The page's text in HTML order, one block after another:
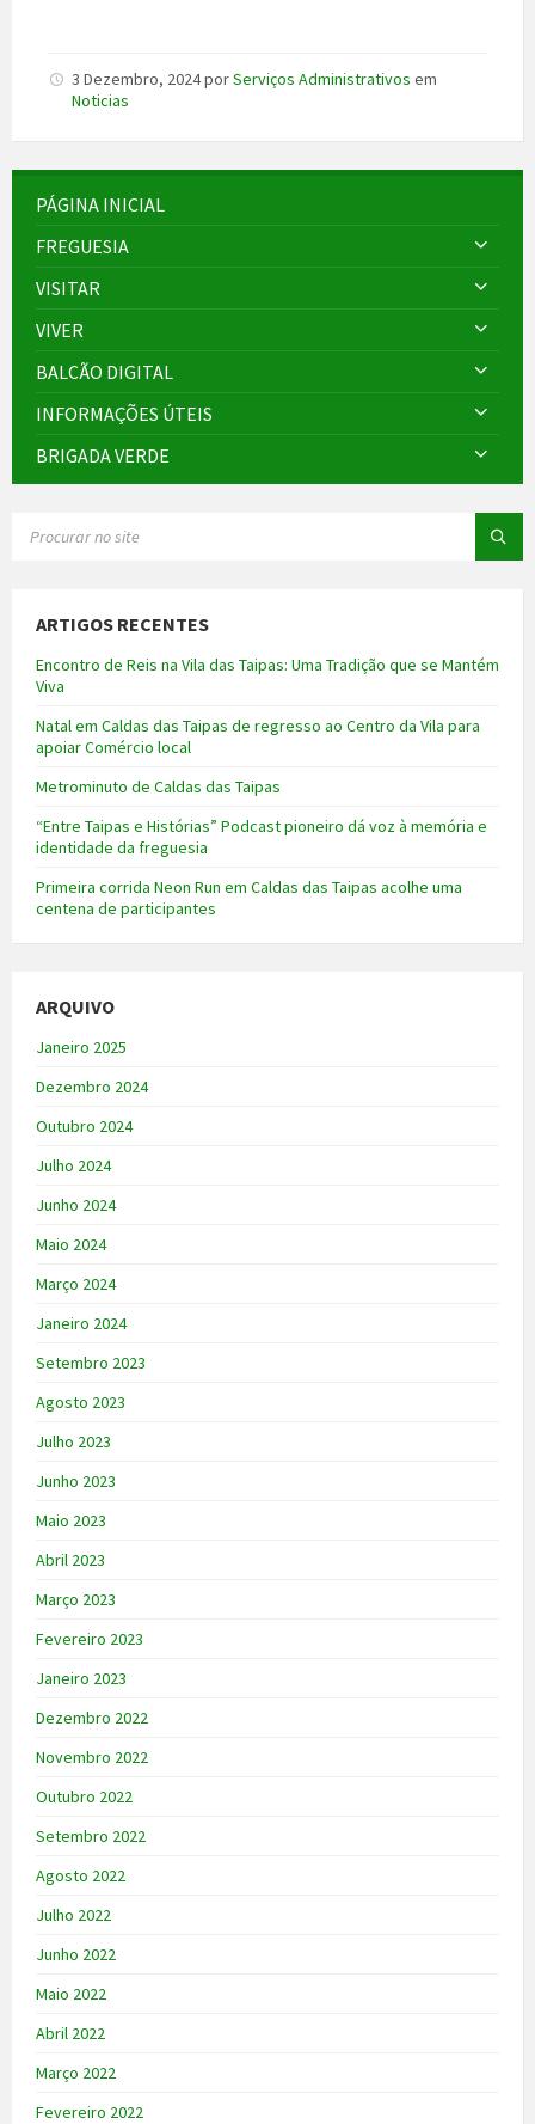
3 Dezembro, 2024porServiços Administrativos em
Noticias
PÁGINA INICIAL
FREGUESIA
VISITAR
VIVER
BALCÃO DIGITAL
INFORMAÇÕES ÚTEIS
BRIGADA VERDE
ARTIGOS RECENTES
Encontro de Reis na Vila das Taipas: Uma Tradição que se Mantém
Viva
Natal em Caldas das Taipas de regresso ao Centro da Vila para
apoiar Comércio local
Metrominuto de Caldas das Taipas
“Entre Taipas e Histórias” Podcast pioneiro dá voz à memória e
identidade da freguesia
Primeira corrida Neon Run em Caldas das Taipas acolhe uma
centena de participantes
ARQUIVO
Janeiro 2025
Dezembro 2024
Outubro 2024
Julho 2024
Junho 2024
Maio 2024
Março 2024
Janeiro 2024
Setembro 2023
Agosto 2023
Julho 2023
Junho 2023
Maio 2023
Abril 2023
Março 2023
Fevereiro 2023
Janeiro 2023
Dezembro 2022
Novembro 2022
Outubro 2022
Setembro 2022
Agosto 2022
Julho 2022
Junho 2022
Maio 2022
Abril 2022
Março 2022
Fevereiro 2022